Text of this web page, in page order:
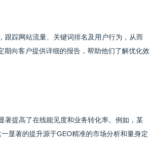
跟踪网站流量、关键词排名及用户行为，从而
向客户提供详细的报告，帮助他们了解优化效
著提高了在线能见度和业务转化率。例如，某
显著的提升源于GEO精准的市场分析和量身定